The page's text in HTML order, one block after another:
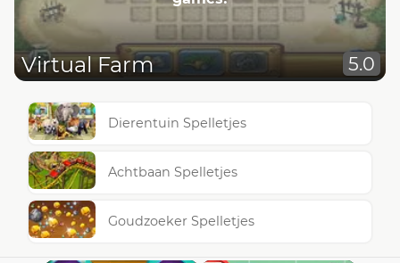
Virtual Farm 5.0
Dierentuin Spelletjes
Achtbaan Spelletjes
Goudzoeker Spelletjes